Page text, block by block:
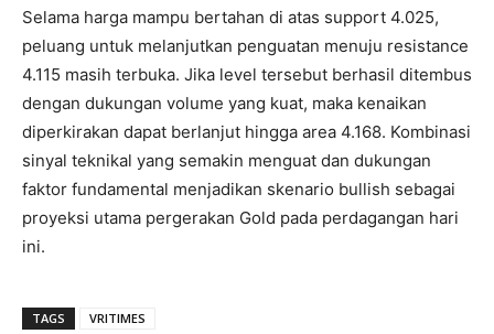
Selama harga mampu bertahan di atas support 4.025,
peluang untuk melanjutkan penguatan menuju resistance
4.115 masih terbuka. Jika level tersebut berhasil ditembus
dengan dukungan volume yang kuat, maka kenaikan
diperkirakan dapat berlanjut hingga area 4.168. Kombinasi
sinyal teknikal yang semakin menguat dan dukungan
faktor fundamental menjadikan skenario bullish sebagai
proyeksi utama pergerakan Gold pada perdagangan hari
ini.
TAGS VRITIMES